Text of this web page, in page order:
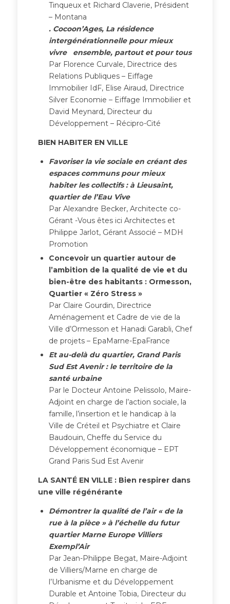
Tinqueux et Richard Claverie, Président
– Montana
. Cocoon’Ages, La résidence
intergénérationnelle pour mieux
vivre ensemble, partout et pour tous
Par Florence Curvale, Directrice des
Relations Publiques – Eiffage
Immobilier IdF, Elise Airaud, Directrice
Silver Economie – Eiffage Immobilier et
David Meynard, Directeur du
Développement – Récipro-Cité
BIEN HABITER EN VILLE
Favoriser la vie sociale en créant des
espaces communs pour mieux
habiter les collectifs : à Lieusaint,
quartier de l’Eau Vive
Par Alexandre Becker, Architecte co-
Gérant -Vous êtes ici Architectes et
Philippe Jarlot, Gérant Associé – MDH
Promotion
Concevoir un quartier autour de
l’ambition de la qualité de vie et du
bien-être des habitants : Ormesson,
Quartier « Zéro Stress »
Par Claire Gourdin, Directrice
Aménagement et Cadre de vie de la
Ville d’Ormesson et Hanadi Garabli, Chef
de projets – EpaMarne-EpaFrance
Et au-delà du quartier, Grand Paris
Sud Est Avenir : le territoire de la
santé urbaine
Par le Docteur Antoine Pelissolo, Maire-
Adjoint en charge de l’action sociale, la
famille, l’insertion et le handicap à la
Ville de Créteil et Psychiatre et Claire
Baudouin, Cheffe du Service du
Développement économique – EPT
Grand Paris Sud Est Avenir
LA SANTÉ EN VILLE : Bien respirer dans
une ville régénérante
Démontrer la qualité de l’air « de la
rue à la pièce » à l’échelle du futur
quartier Marne Europe Villiers
Exempl’Air
Par Jean-Philippe Begat, Maire-Adjoint
de Villiers/Marne en charge de
l’Urbanisme et du Développement
Durable et Antoine Tobia, Directeur du